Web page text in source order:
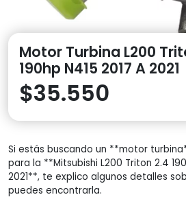
Motor Turbina L200
190hp N415 2017 A 2021
$35.550
Si estás buscando un **motor
para la **Mitsubishi L200 Triton 2.4
2021**, te explico algunos detalles
puedes encontrarla.